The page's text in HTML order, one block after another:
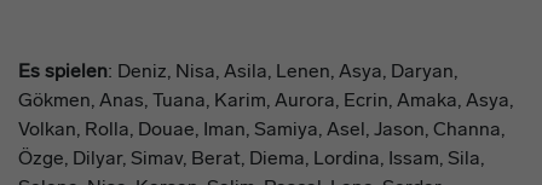
Es spielen: Deniz, Nisa, Asila, Lenen, Asya, Daryan,
Gökmen, Anas, Tuana , Karim, Aurora, Ecrin, Amaka , Asya,
Volkan , Rolla, Douae , Iman, Samiya, Asel , Jason, Channa,
Özge Dilyar, Simav, Berat, Diema , Lordina, Issam, Sila,